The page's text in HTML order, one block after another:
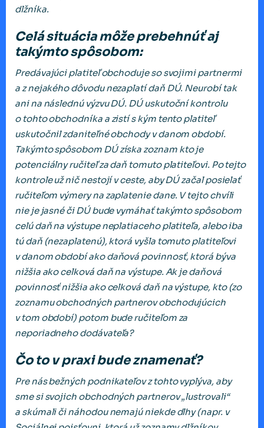
dlžníka.
Celá situácia môže prebehnúť aj
takýmto spôsobom:
Predávajúci platiteľ obchoduje so svojimi partnermi
a z nejakého dôvodu nezaplatí daň DÚ. Neurobí tak
ani na následnú výzvu DÚ. DÚ uskutoční kontrolu
o tohto obchodníka a zistí s kým tento platiteľ
uskutočnil zdaniteľné obchody v danom období.
Takýmto spôsobom DÚ získa zoznam kto je
potenciálny ručiteľ za daň tomuto platiteľovi. Po tejto
kontrole už nič nestojí v ceste, aby DÚ začal posielať
ručiteľom výmery na zaplatenie dane. V tejto chvíli
nie je jasné či DÚ bude vymáhať takýmto spôsobom
celú daň na výstupe neplatiaceho platiteľa, alebo iba
tú daň (nezaplatenú), ktorá vyšla tomuto platiteľovi
v danom období ako daňová povinnosť, ktorá býva
nižšia ako celková daň na výstupe. Ak je daňová
povinnosť nižšia ako celková daň na výstupe, kto (zo
zoznamu obchodných partnerov obchodujúcich
v tom období) potom bude ručiteľom za
neporiadneho dodávateľa?
Čo to v praxi bude znamenať?
Pre nás bežných podnikateľov z tohto vyplýva, aby
sme si svojich obchodných partnerov „lustrovali“
a skúmali či náhodou nemajú niekde dlhy (napr. v